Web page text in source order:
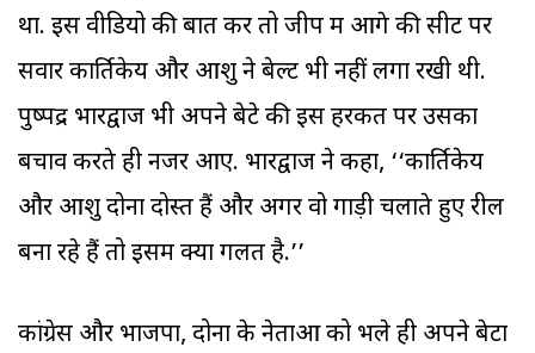
था. इस वीडियो की बात करें तो जीप में आगे की सीट पर
सवार कार्तिकेय और आशु ने बेल्ट भी नहीं लगा रखी थी.
पुष्पेंद्र भारद्वाज भी अपने बेटे की इस हरकत पर उसका
बचाव करते ही नजर आए. भारद्वाज ने कहा, ‘‘कार्तिकेय
और आशु दोनों दोस्त हैं और अगर वो गाड़ी चलाते हुए रील
बना रहे हैं तो इसमें क्या गलत है.’’
कांग्रेस और भाजपा, दोनों के नेताओं को भले ही अपने बेटों